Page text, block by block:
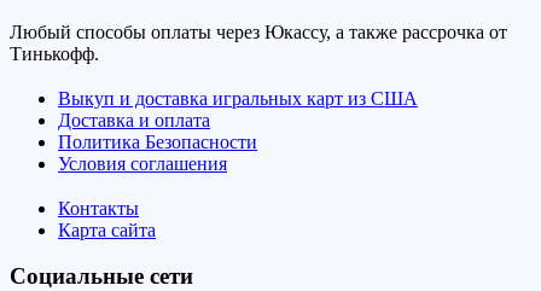
Любый способы оплаты через Юкассу, а также рассрочка от
Тинькофф.
Выкуп и доставка игральных карт из США
Доставка и оплата
Политика Безопасности
Условия соглашения
Контакты
Карта сайта
Социальные сети